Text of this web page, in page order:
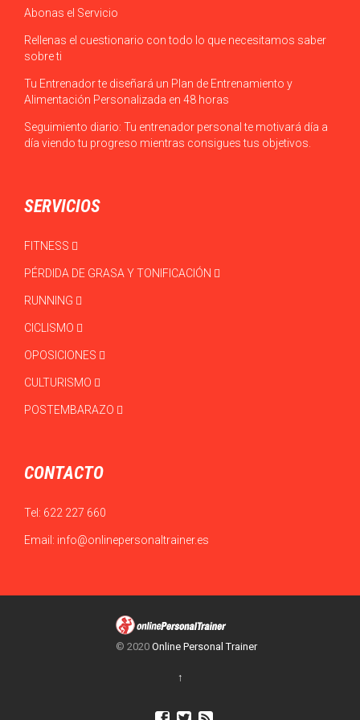
Abonas el Servicio
Rellenas el cuestionario con todo lo que necesitamos saber
sobre ti
Tu Entrenador te diseñará un Plan de Entrenamiento y
Alimentación Personalizada en 48 horas
Seguimiento diario: Tu entrenador personal te motivará día a
día viendo tu progreso mientras consigues tus objetivos.
SERVICIOS
FITNESS
PÉRDIDA DE GRASA Y TONIFICACIÓN
RUNNING
CICLISMO
OPOSICIONES
CULTURISMO
POSTEMBARAZO
CONTACTO
Tel: 622 227 660
Email: info@onlinepersonaltrainer.es
© 2020 Online Personal Trainer
↑